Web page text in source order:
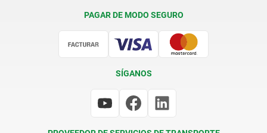
PAGAR DE MODO SEGURO
SÍGANOS